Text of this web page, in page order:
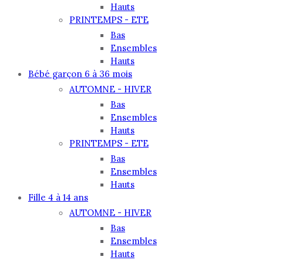
Hauts
PRINTEMPS - ETE
Bas
Ensembles
Hauts
Bébé garçon 6 à 36 mois
AUTOMNE - HIVER
Bas
Ensembles
Hauts
PRINTEMPS - ETE
Bas
Ensembles
Hauts
Fille 4 à 14 ans
AUTOMNE - HIVER
Bas
Ensembles
Hauts